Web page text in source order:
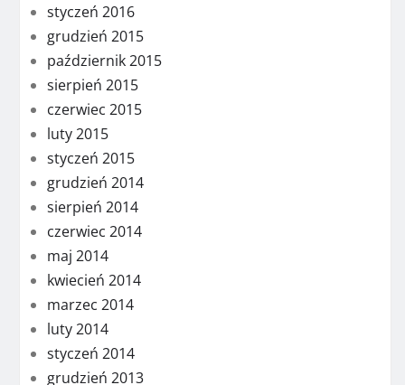
styczeń 2016
grudzień 2015
październik 2015
sierpień 2015
czerwiec 2015
luty 2015
styczeń 2015
grudzień 2014
sierpień 2014
czerwiec 2014
maj 2014
kwiecień 2014
marzec 2014
luty 2014
styczeń 2014
grudzień 2013